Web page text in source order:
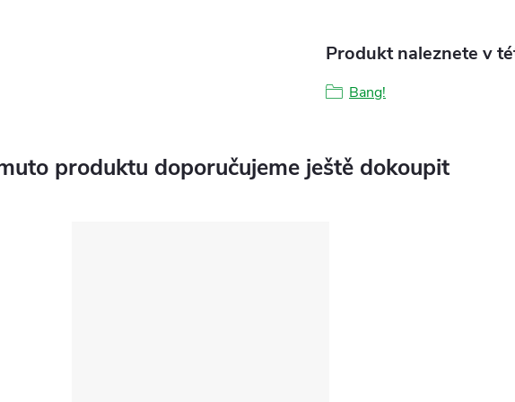
Produkt naleznete v
Bang!
produktu doporučujeme ještě dokoupit